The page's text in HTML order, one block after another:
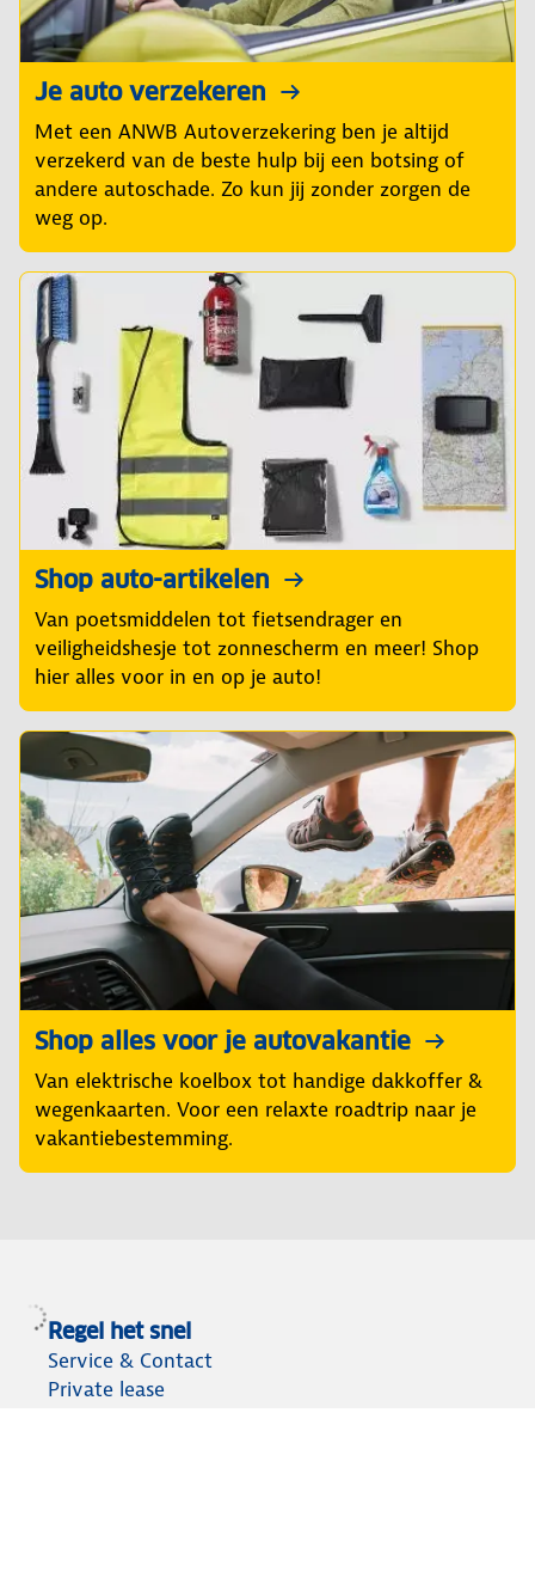
Je auto verzekeren
Met een ANWB Autoverzekering ben je altijd
verzekerd van de beste hulp bij een botsing of
andere autoschade. Zo kun jij zonder zorgen de
weg op.
Shop auto-artikelen
Van poetsmiddelen tot fietsendrager en
veiligheidshesje tot zonnescherm en meer! Shop
hier alles voor in en op je auto!
Shop alles voor je autovakantie
Van elektrische koelbox tot handige dakkoffer &
wegenkaarten. Voor een relaxte roadtrip naar je
vakantiebestemming.
Regel het snel
Service & Contact
Private lease